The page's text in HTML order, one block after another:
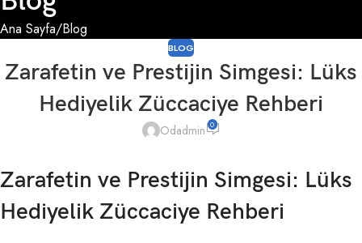
Ana Sayfa Blog
BLOG
Zarafetin ve Prestijin Simgesi: Lüks
Hediyelik Züccaciye Rehberi
Odadmin 0
Zarafetin ve Prestijin Simgesi: Lüks
Hediyelik Züccaciye Rehberi